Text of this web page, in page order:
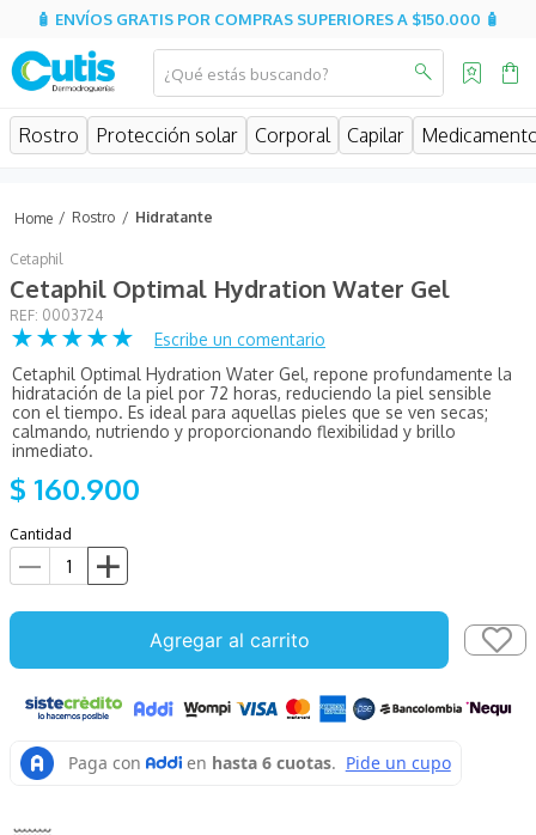
🧴 ENVÍOS GRATIS POR COMPRAS SUPERIORES A $150.000 🧴
¿Qué estás buscando?
Rostro Protección solar Corporal Capilar
Rostro Hidratante
Cetaphil
Cetaphil Optimal Hydration Water Gel
: 0003724
★★★★★
Escribe un comentario
Cetaphil Optimal Hydration Water Gel, repone profundamente la
hidratación de la piel por 72 horas, reduciendo la piel sensible
con el tiempo. Es ideal para aquellas pieles que se ven secas;
calmando, nutriendo y proporcionando flexibilidad y brillo
inmediato.
$ 160.900
Cantidad
Agregar al carrito
MÁS BUSCADOS
posay